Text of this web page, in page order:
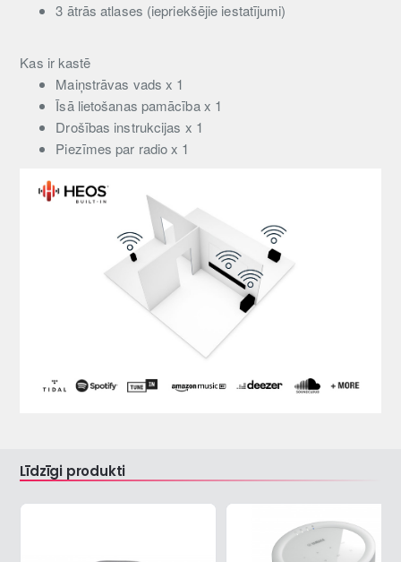
3 ātrās atlases (iepriekšējie iestatījumi)
Kas ir kastē
Maiņstrāvas vads x 1
Īsā lietošanas pamācība x 1
Drošības instrukcijas x 1
Piezīmes par radio x 1
Līdzīgi produkti